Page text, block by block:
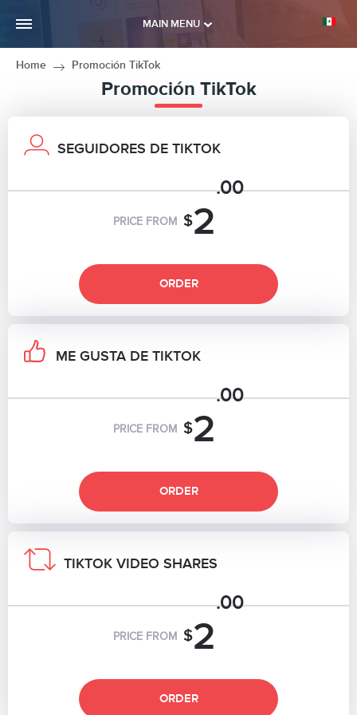
MAIN MENU
Home Promoción TikTok
Promoción TikTok
SEGUIDORES DE TIKTOK
PRICE FROM $2
.00
ORDER
ME GUSTA DE TIKTOK
PRICE FROM $2
.00
ORDER
TIKTOK VIDEO SHARES
PRICE FROM $2
.00
ORDER